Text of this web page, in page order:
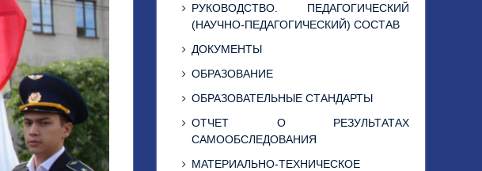
РУКОВОДСТВО. ПЕДАГОГИЧЕСКИЙ
(НАУЧНО-ПЕДАГОГИЧЕСКИЙ) СОСТАВ
ДОКУМЕНТЫ
ОБРАЗОВАНИЕ
ОБРАЗОВАТЕЛЬНЫЕ СТАНДАРТЫ
ОТЧЕТ О РЕЗУЛЬТАТАХ
САМООБСЛЕДОВАНИЯ
МАТЕРИАЛЬНО-ТЕХНИЧЕСКОЕ